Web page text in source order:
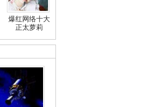
爆红网络十大
正太萝莉